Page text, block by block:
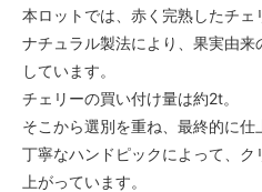
本ロットでは、赤く完熟したチェ
ナチュラル製法により、果実由
しています。
チェリーの買い付け量は約2t。
そこから選別を重ね、最終的に仕
丁寧なハンドピックによって、
上がっています。